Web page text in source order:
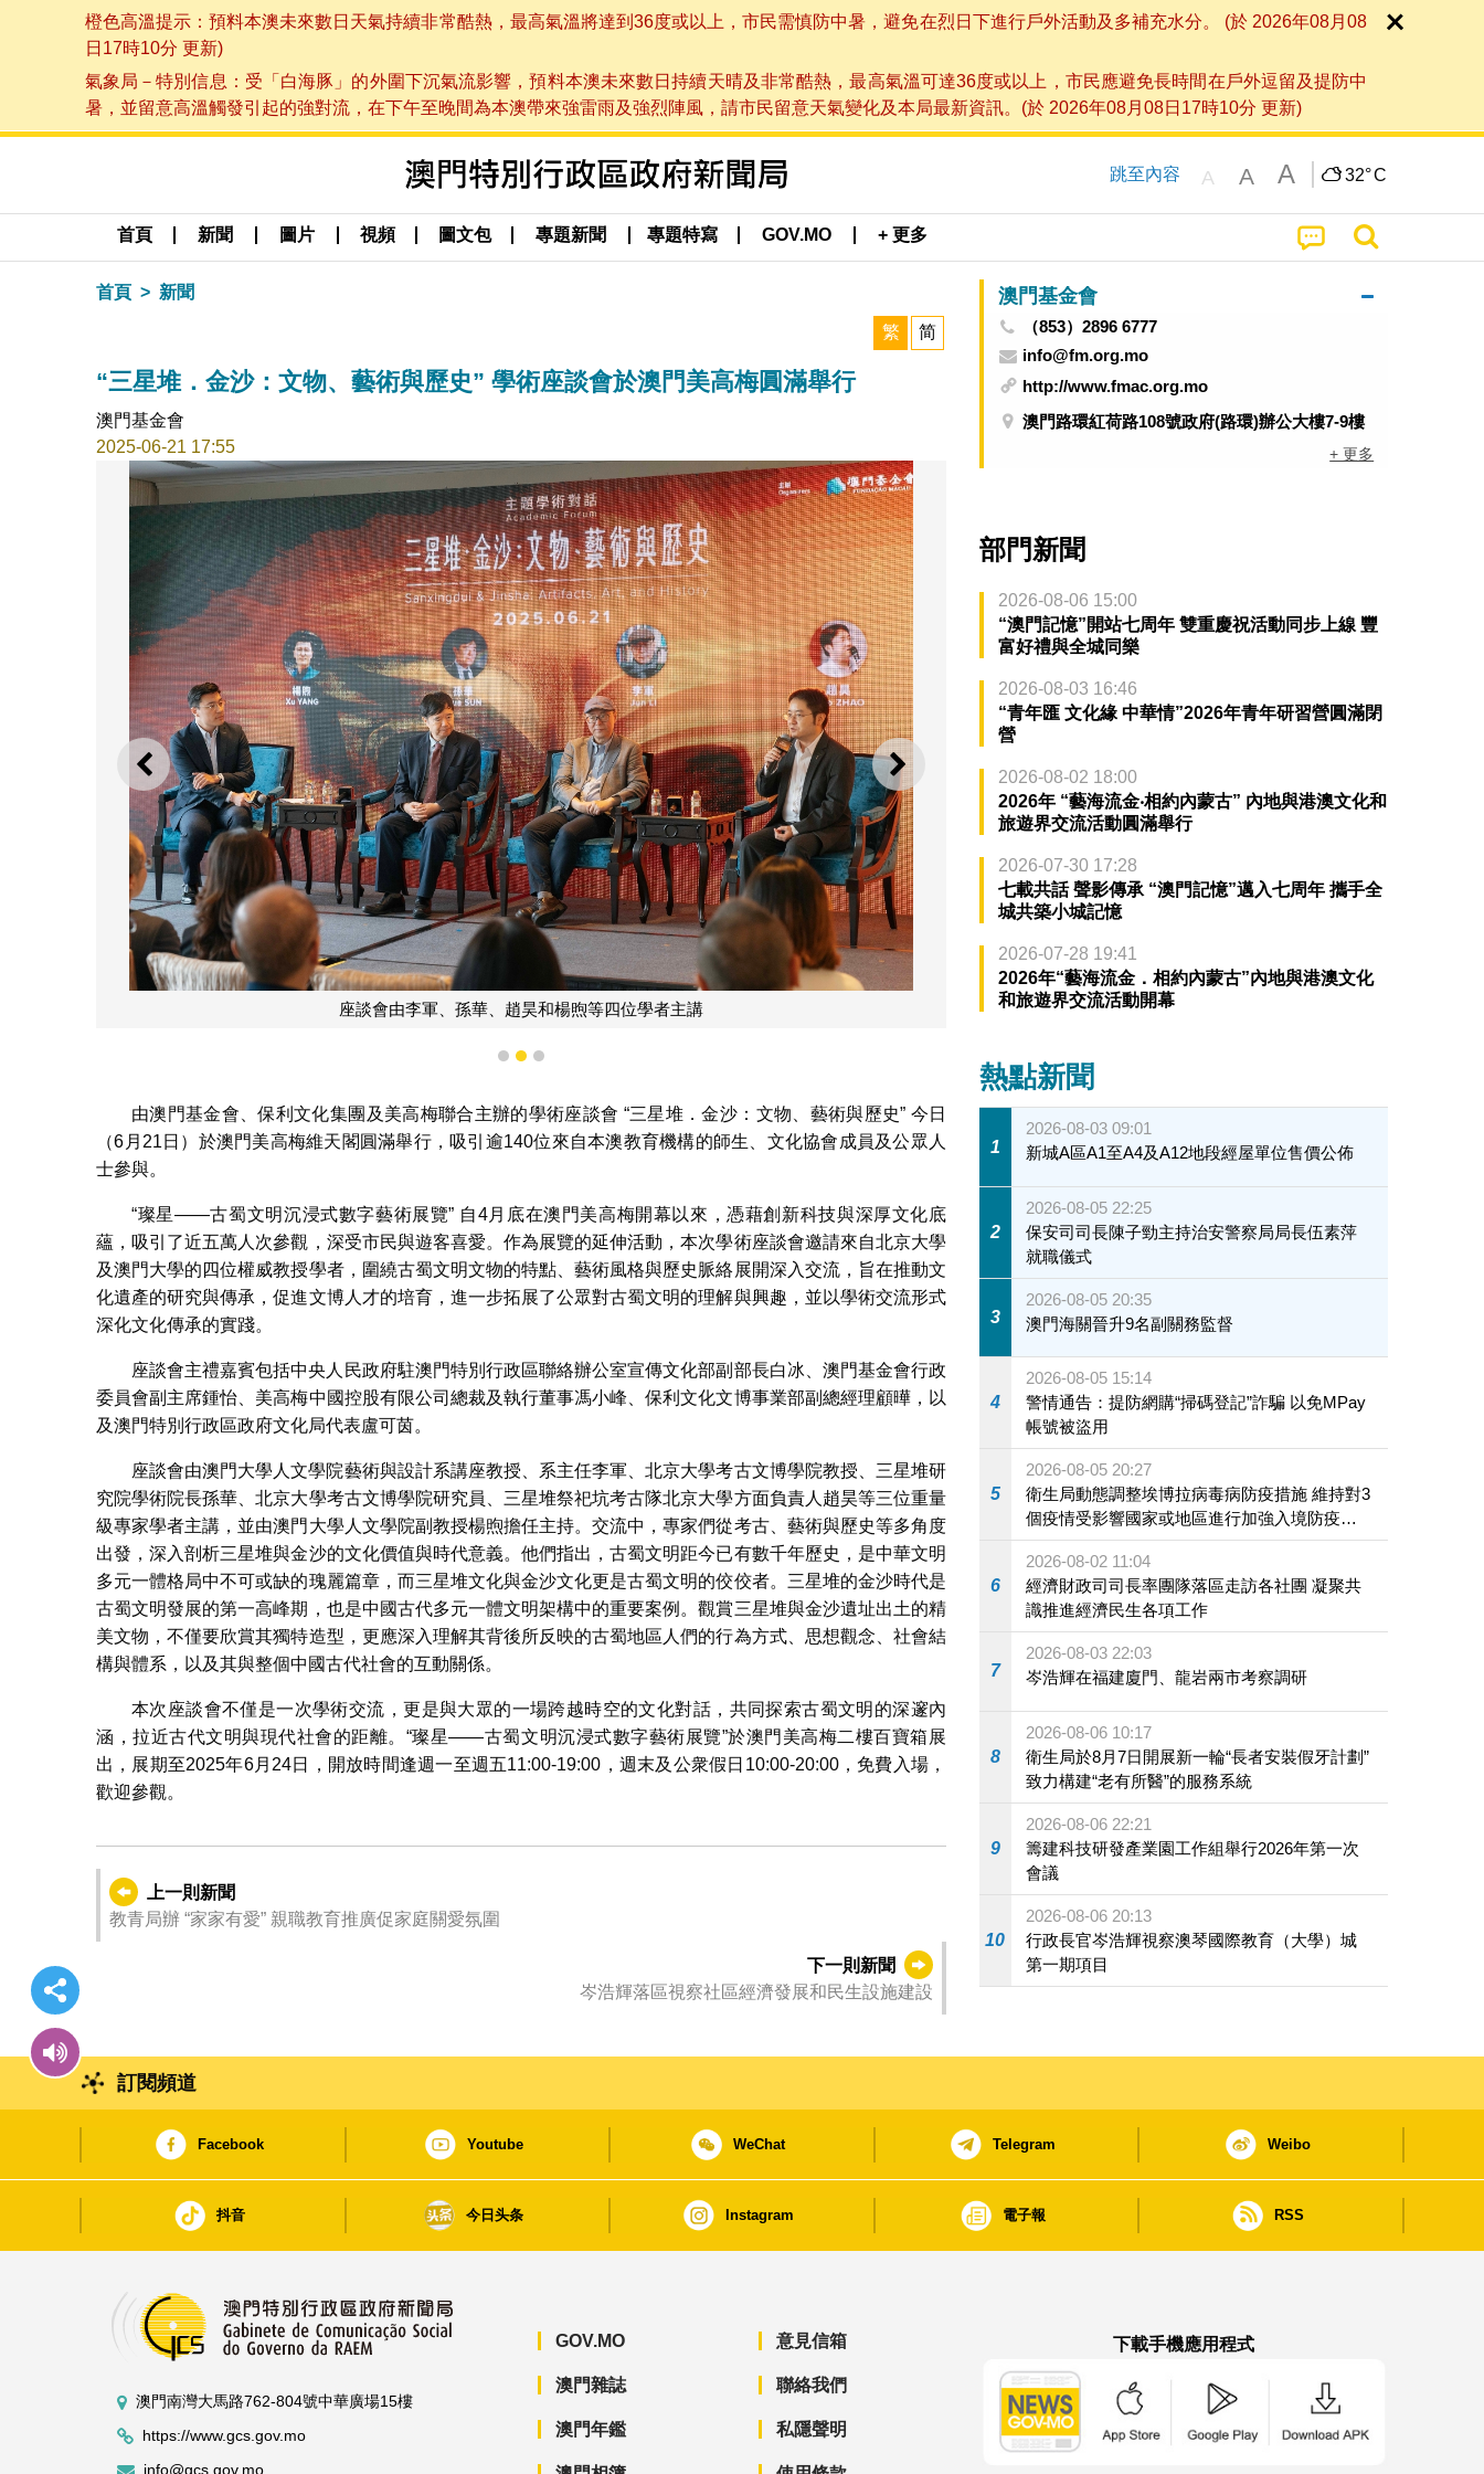
橙色高溫提示：預料本澳未來數日天氣持續非常酷熱，最高氣溫將達到36度或以上，市民需慎防中暑，避免在烈日下進行戶外活動及多補充水分。 (於 2026年08月08
日17時10分 更新)
氣象局－特別信息：受「白海豚」的外圍下沉氣流影響，預料本澳未來數日持續天晴及非常酷熱，最高氣溫可達36度或以上，市民應避免長時間在戶外逗留及提防中
暑，並留意高溫觸發引起的強對流，在下午至晚間為本澳帶來強雷雨及強烈陣風，請市民留意天氣變化及本局最新資訊。(於 2026年08月08日17時10分 更新)
跳至內容 A A A 32°C
首頁 新聞 圖片 視頻 圖文包 專題新聞 專題特寫 GOV.MO + 更多
首頁 新聞
繁 简
“三星堆．金沙：文物、藝術與歷史” 學術座談會於澳門美高梅圓滿舉行
澳門基金會
2025-06-21 17:55
上一則 下一則
“三星堆．金沙：文物、藝術與歷史” 學術座談會吸引逾140人參與
1 2 3
由澳門基金會、保利文化集團及美高梅聯合主辦的學術座談會 “三星堆．金沙：文物、藝術與歷史” 今日
（6月21日）於澳門美高梅維天閣圓滿舉行，吸引逾140位來自本澳教育機構的師生、文化協會成員及公眾人
士參與。
“璨星——古蜀文明沉浸式數字藝術展覽” 自4月底在澳門美高梅開幕以來，憑藉創新科技與深厚文化底
蘊，吸引了近五萬人次參觀，深受市民與遊客喜愛。作為展覽的延伸活動，本次學術座談會邀請來自北京大學
及澳門大學的四位權威教授學者，圍繞古蜀文明文物的特點、藝術風格與歷史脈絡展開深入交流，旨在推動文
化遺產的研究與傳承，促進文博人才的培育，進一步拓展了公眾對古蜀文明的理解與興趣，並以學術交流形式
深化文化傳承的實踐。
座談會主禮嘉賓包括中央人民政府駐澳門特別行政區聯絡辦公室宣傳文化部副部長白冰、澳門基金會行政
委員會副主席鍾怡、美高梅中國控股有限公司總裁及執行董事馮小峰、保利文化文博事業部副總經理顧曄，以
及澳門特別行政區政府文化局代表盧可茵。
座談會由澳門大學人文學院藝術與設計系講座教授、系主任李軍、北京大學考古文博學院教授、三星堆研
究院學術院長孫華、北京大學考古文博學院研究員、三星堆祭祀坑考古隊北京大學方面負責人趙昊等三位重量
級專家學者主講，並由澳門大學人文學院副教授楊煦擔任主持。交流中，專家們從考古、藝術與歷史等多角度
出發，深入剖析三星堆與金沙的文化價值與時代意義。他們指出，古蜀文明距今已有數千年歷史，是中華文明
多元一體格局中不可或缺的瑰麗篇章，而三星堆文化與金沙文化更是古蜀文明的佼佼者。三星堆的金沙時代是
古蜀文明發展的第一高峰期，也是中國古代多元一體文明架構中的重要案例。觀賞三星堆與金沙遺址出土的精
美文物，不僅要欣賞其獨特造型，更應深入理解其背後所反映的古蜀地區人們的行為方式、思想觀念、社會結
構與體系，以及其與整個中國古代社會的互動關係。
本次座談會不僅是一次學術交流，更是與大眾的一場跨越時空的文化對話，共同探索古蜀文明的深邃內
涵，拉近古代文明與現代社會的距離。“璨星——古蜀文明沉浸式數字藝術展覽”於澳門美高梅二樓百寶箱展
出，展期至2025年6月24日，開放時間逢週一至週五11:00-19:00，週末及公衆假日10:00-20:00，免費入場，
歡迎參觀。
上一則新聞
教青局辦 “家家有愛” 親職教育推廣促家庭關愛氛圍
下一則新聞
岑浩輝落區視察社區經濟發展和民生設施建設
澳門基金會
（853）2896 6777
info@fm.org.mo
http://www.fmac.org.mo
澳門路環紅荷路108號政府(路環)辦公大樓7-9樓
+ 更多
部門新聞
2026-08-06 15:00
“澳門記憶”開站七周年 雙重慶祝活動同步上線 豐
富好禮與全城同樂
2026-08-03 16:46
“青年匯 文化緣 中華情”2026年青年研習營圓滿閉
營
2026-08-02 18:00
2026年 “藝海流金‧相約內蒙古” 內地與港澳文化和
旅遊界交流活動圓滿舉行
2026-07-30 17:28
七載共話 聲影傳承 “澳門記憶”邁入七周年 攜手全
城共築小城記憶
2026-07-28 19:41
2026年“藝海流金．相約內蒙古”內地與港澳文化
和旅遊界交流活動開幕
熱點新聞
1
2026-08-03 09:01
新城A區A1至A4及A12地段經屋單位售價公佈
2
2026-08-05 22:25
保安司司長陳子勁主持治安警察局局長伍素萍
就職儀式
3
2026-08-05 20:35
澳門海關晉升9名副關務監督
4
2026-08-05 15:14
警情通告：提防網購“掃碼登記”詐騙 以免MPay
帳號被盜用
5
2026-08-05 20:27
衛生局動態調整埃博拉病毒病防疫措施 維持對3
個疫情受影響國家或地區進行加強入境防疫措
施
6
2026-08-02 11:04
經濟財政司司長率團隊落區走訪各社團 凝聚共
識推進經濟民生各項工作
7
2026-08-03 22:03
岑浩輝在福建廈門、龍岩兩市考察調研
8
2026-08-06 10:17
衛生局於8月7日開展新一輪“長者安裝假牙計劃”
致力構建“老有所醫”的服務系統
9
2026-08-06 22:21
籌建科技研發產業園工作組舉行2026年第一次
會議
10
2026-08-06 20:13
行政長官岑浩輝視察澳琴國際教育（大學）城
第一期項目
訂閱頻道
Facebook Youtube WeChat Telegram Weibo
抖音 今日头条 Instagram 電子報 RSS
澳門南灣大馬路762-804號中華廣場15樓
https://www.gcs.gov.mo
info@gcs.gov.mo
GOV.MO
澳門雜誌
澳門年鑑
意見信箱
聯絡我們
私隱聲明
下載手機應用程式